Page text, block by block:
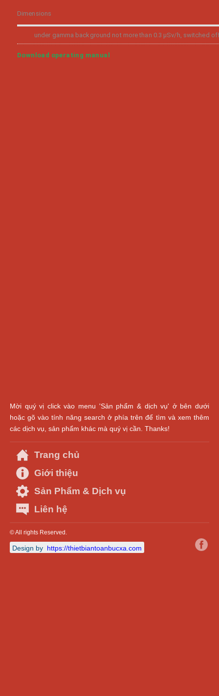
Dimensions
under gamma background not more than 0.3 µSv/h, switched
Download operating manual
Mời quý vị click vào menu 'Sản phẩm & dịch vụ' ở bên dưới
hoặc gõ vào tính năng search ở phía trên để tìm và xem thêm
các dịch vụ, sản phẩm khác mà quý vị cần. Thanks!
Trang chủ
Giới thiệu
Sản Phẩm & Dịch vụ
Liên hệ
© All rights Reserved.
Design by https://thietbiantoanbucxa.com